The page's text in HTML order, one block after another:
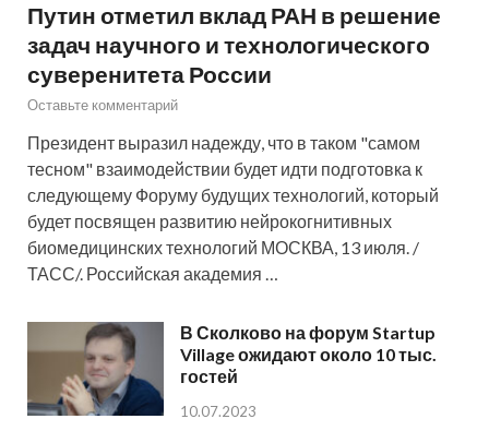
Путин отметил вклад РАН в решение
задач научного и технологического
суверенитета России
Оставьте комментарий
Президент выразил надежду, что в таком "самом
тесном" взаимодействии будет идти подготовка к
следующему Форуму будущих технологий, который
будет посвящен развитию нейрокогнитивных
биомедицинских технологий МОСКВА, 13 июля. /
ТАСС/. Российская академия …
В Сколково на форум Startup
Village ожидают около 10 тыс.
гостей
10.07.2023